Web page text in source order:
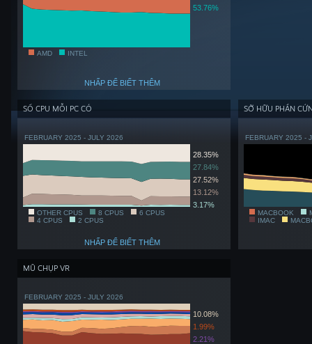
53.76%
AMD INTEL
NHẤP ĐỂ BIẾT THÊM
SỐ CPU MỖI PC CÓ
FEBRUARY 2025 - JULY 2026
28.35%
27.84%
27.52%
13.12%
3.17%
OTHER CPUS 8 CPUS
6 CPUS
4 CPUS
2 CPUS
NHẤP ĐỂ BIẾT THÊM
SỞ HỮU PHẦN
FEBRUARY 2025 -
MACBOOK
IMAC
MŨ CHỤP VR
FEBRUARY 2025 - JULY 2026
10.08%
1.99%
2.21%